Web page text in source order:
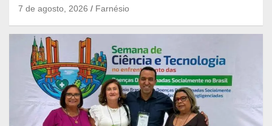
7 de agosto, 2026 Farnésio